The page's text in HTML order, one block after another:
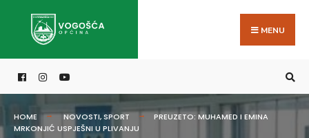
MENU
HOME NOVOSTI,SPORT
PREUZETO: MUHAMED I EMINA
MRKONJIĆ USPJEŠNI U PLIVANJU
for: